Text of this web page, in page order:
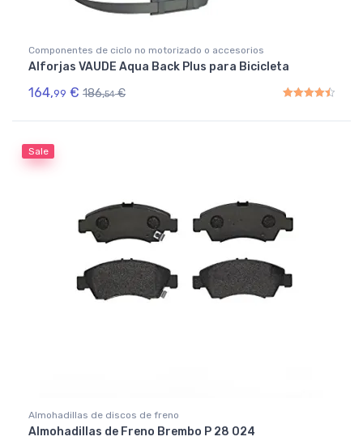
Componentes de ciclo no motorizado o accesorios
Alforjas VAUDE Aqua Back Plus para Bicicleta
164,99 € 186,54 €
Sale
Almohadillas de discos de freno
Almohadillas de Freno Brembo P 28 024